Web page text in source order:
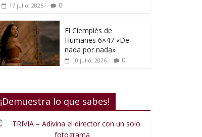
17 julio, 2026 0
El Ciempiés de
Humanes 6×47 «De
nada por nada»
10 julio, 2026 0
¡Demuestra lo que sabes!